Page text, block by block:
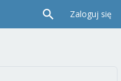
Zaloguj się